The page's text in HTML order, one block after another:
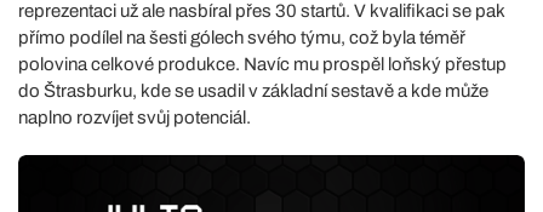
reprezentaci už ale nasbíral přes 30 startů. V kvalifikaci se pak
přímo podílel na šesti gólech svého týmu, což byla téměř
polovina celkové produkce. Navíc mu prospěl loňský přestup
do Štrasburku, kde se usadil v základní sestavě a kde může
naplno rozvíjet svůj potenciál.